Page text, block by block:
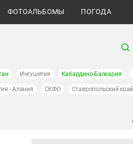
ФОТОАЛЬБОМЫ ПОГОДА
Ингушетия Кабардино-Балкария
- Алания СКФО Ставропольский край